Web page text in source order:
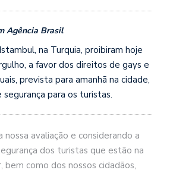
Agência Brasil
na Turquia, proibiram hoje
a favor dos direitos de gays e
prevista para amanhã na cidade,
para os turistas.
nossa avaliação e considerando a
dos turistas que estão na
bem como dos nossos cidadãos,